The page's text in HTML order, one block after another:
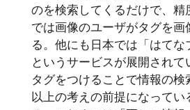
のを検索してくるだけで、
では画像のユーザがタグを
る。他にも日本では「はて
というサービスが展開され
タグをつけることで情報の
以上の考えの前提になって